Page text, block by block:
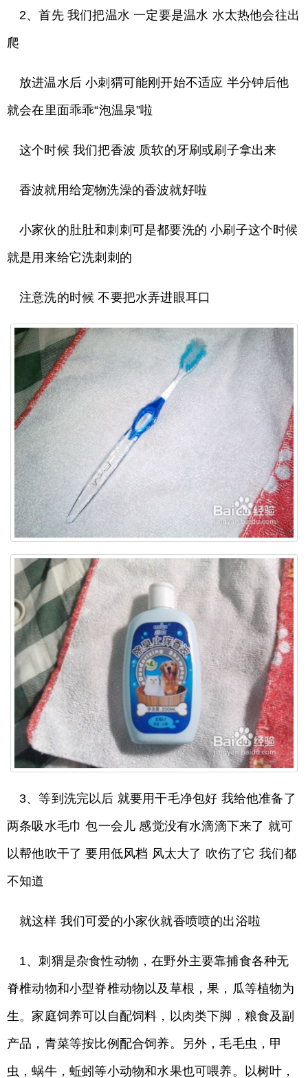
2、首先 我们把温水 一定要是温水 水太热他会往出
爬
放进温水后 小刺猬可能刚开始不适应 半分钟后他
就会在里面乖乖“泡温泉”啦
这个时候 我们把香波 质软的牙刷或刷子拿出来
香波就用给宠物洗澡的香波就好啦
小家伙的肚肚和刺刺可是都要洗的 小刷子这个时候
就是用来给它洗刺刺的
注意洗的时候 不要把水弄进眼耳口
3、等到洗完以后 就要用干毛净包好 我给他准备了
两条吸水毛巾 包一会儿 感觉没有水滴滴下来了 就可
以帮他吹干了 要用低风档 风太大了 吹伤了它 我们都
不知道
就这样 我们可爱的小家伙就香喷喷的出浴啦
1、刺猬是杂食性动物，在野外主要靠捕食各种无
脊椎动物和小型脊椎动物以及草根，果，瓜等植物为
生。家庭饲养可以自配饲料，以肉类下脚，粮食及副
产品，青菜等按比例配合饲养。另外，毛毛虫，甲
虫，蜗牛，蚯蚓等小动物和水果也可喂养。以树叶，